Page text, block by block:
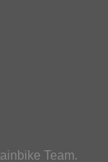
Team.